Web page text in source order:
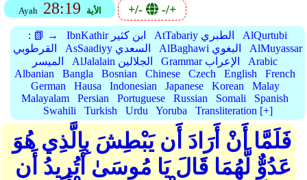
Ayah 28:19 الأية +/- -/+
: 📗 → IbnKathir ابن كثير AtTabariy الطبري
AlQurtubi
القرطوبي
AsSaadiyy السعدي AlBaghawi البغوي
AlMuyassar
الميسر
AlJalalain الجلالين Grammar الإعراب
Arabic
Albanian
Bangla Bosnian Chinese Czech English
French
German
Hausa Indonesian Japanese Korean
Malay
Malayalam
Persian Portuguese Russian Somali
Spanish
Swahili
Turkish Urdu Yoruba Transliteration [+]
فَلَمَّا أَنْ أَرَادَ أَن يَبْطِشَ بِالَّذِي هُوَ
عَدُوٌّ لَّهُمَا قَالَ يَا مُوسَىٰ أَتُرِيدُ أَن